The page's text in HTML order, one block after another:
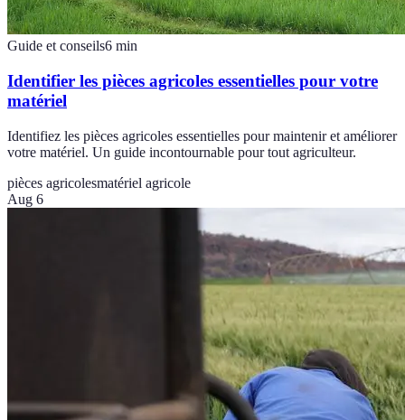
Guide et conseils6 min
Identifier les pièces agricoles essentielles pour votre
matériel
Identifiez les pièces agricoles essentielles pour maintenir et améliorer
votre matériel. Un guide incontournable pour tout agriculteur.
pièces agricolesmatériel agricole
Aug 6